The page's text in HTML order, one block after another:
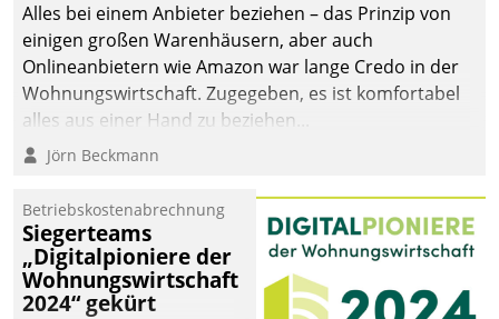
Alles bei einem Anbieter beziehen – das Prinzip von
einigen großen Warenhäusern, aber auch
Onlineanbietern wie Amazon war lange Credo in der
Wohnungswirtschaft. Zugegeben, es ist komfortabel
alles aus einer Hand zu beziehen...
Jörn Beckmann
Betriebskostenabrechnung
Siegerteams
„Digitalpioniere der
Wohnungswirtschaft
2024“ gekürt